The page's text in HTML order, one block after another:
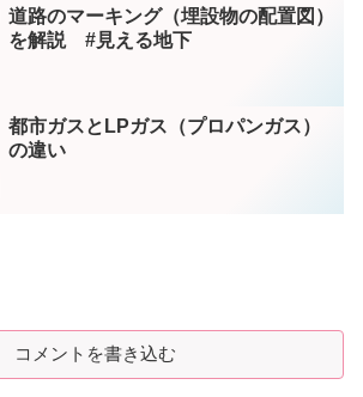
道路のマーキング（埋設物の配置図）
を解説 #見える地下
都市ガスとLPガス（プロパンガス）
の違い
コメントを書き込む